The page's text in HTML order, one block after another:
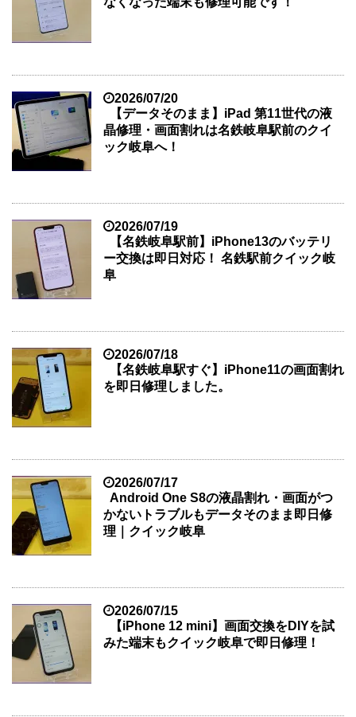
2026/07/20
【データそのまま】iPad 第11世代の液
晶修理・画面割れは名鉄岐阜駅前のクイ
ック岐阜へ！
2026/07/19
【名鉄岐阜駅前】iPhone13のバッテリ
ー交換は即日対応！ 名鉄駅前クイック岐
阜
2026/07/18
【名鉄岐阜駅すぐ】iPhone11の画面割れ
を即日修理しました。
2026/07/17
Android One S8の液晶割れ・画面がつ
かないトラブルもデータそのまま即日修
理｜クイック岐阜
2026/07/15
【iPhone 12 mini】画面交換をDIYを試
みた端末もクイック岐阜で即日修理！